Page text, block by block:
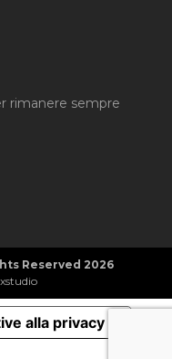
rimanere sempre
Reserved 2026
alla privacy